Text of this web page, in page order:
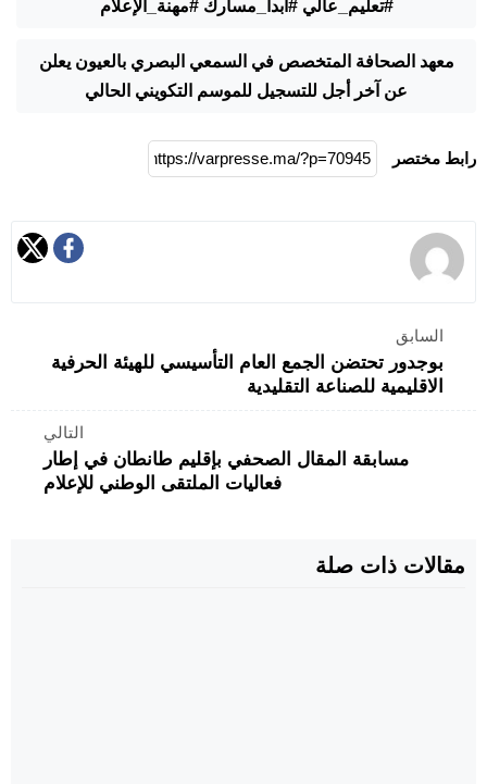
#تعليم_عالي #ابدأ_مسارك #مهنة_الإعلام
معهد الصحافة المتخصص في السمعي البصري بالعيون يعلن
عن آخر أجل للتسجيل للموسم التكويني الحالي
رابط مختصر
السابق
بوجدور تحتضن الجمع العام التأسيسي للهيئة الحرفية
الاقليمية للصناعة التقليدية
التالي
مسابقة المقال الصحفي بإقليم طانطان في إطار
فعاليات الملتقى الوطني للإعلام
مقالات ذات صلة